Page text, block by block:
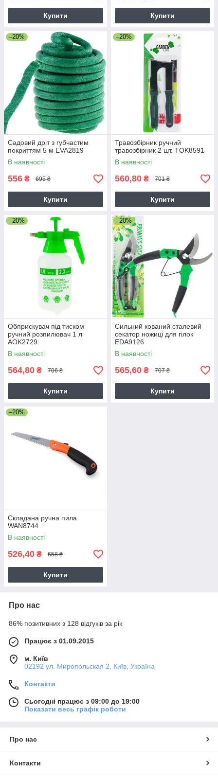
Купити Купити
–20%
Садовий дріт з губчастим
покриттям 5 м EVA2819
В наявності
556 ₴ 695 ₴
Купити
–20%
Травозбірник ручний
травозбірник 2 шт. TOK8591
В наявності
560,80 ₴ 701 ₴
Купити
–20%
Обприскувач під тиском
ручний розпилювач 1 л
AOK2729
В наявності
564,80 ₴ 706 ₴
Купити
–20%
Сильний кований сталевий
секатор ножиці для гілок
EDA9126
В наявності
565,60 ₴ 707 ₴
Купити
–20%
Складана ручна пила
WAN8744
В наявності
526,40 ₴ 658 ₴
Купити
Про нас
86% позитивних з 128 відгуків за рік
Працює з 01.09.2015
м. Київ
02192 ул. Миропольская 2, Київ, Україна
Контакти
Сьогодні працює з 09:00 до 19:00
Показати весь графік роботи
Про нас
Контакти